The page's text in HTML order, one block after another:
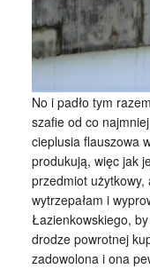
No i padło tym
szafie od co
cieplusia flauszowa
produkują, więc jak
przedmiot
wytrzepałam i
Łazienkowskiego,
drodze powrotnej
zadowolona i ona